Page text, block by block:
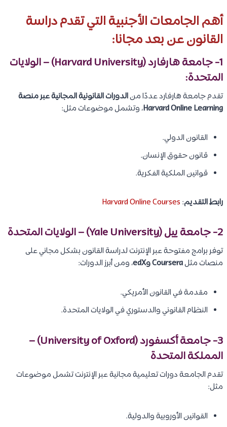
أهم الجامعات الأجنبية التي تقدم دراسة
القانون عن بعد مجانا:
1- جامعة هارفارد (Harvard University) – الولايات
المتحدة:
تقدم جامعة هارفارد عددًا منالدورات القانونية المجانية عبر منصة
Harvard Online Learning، وتشمل موضوعات مثل:
القانون الدولي.
قانون حقوق الإنسان.
قوانين الملكية الفكرية.
رابط التقديم:
Harvard Online Courses
2- جامعة ييل (Yale University) – الولايات المتحدة
توفر برامج مفتوحة عبر الإنترنت لدراسة القانون بشكل مجاني على
منصات مثلCoursera وedX ، ومن أبرز الدورات:
مقدمة في القانون الأمريكي.
النظام القانوني والدستوري في الولايات المتحدة.
3- جامعة أكسفورد (University of Oxford) –
المملكة المتحدة
تقدم الجامعة دورات تعليمية مجانية عبر الإنترنت تشمل موضوعات
مثل:
القوانين الأوروبية والدولية.